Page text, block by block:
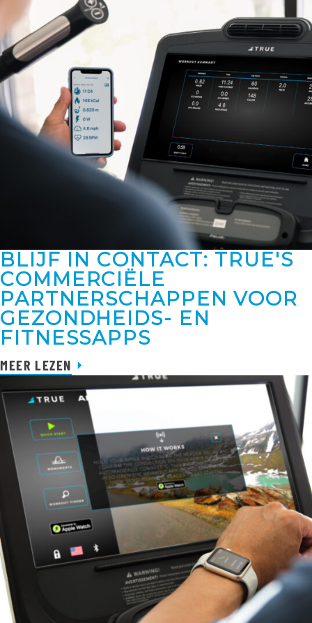
BLIJF IN CONTACT: TRUE'S
COMMERCIËLE
PARTNERSCHAPPEN VOOR
GEZONDHEIDS- EN
FITNESSAPPS
MEER LEZEN